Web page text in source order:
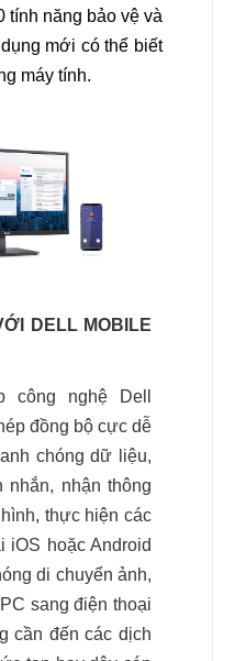
tính năng bảo vệ và
mới có thể biết
máy tính.
DELL MOBILE
công nghệ Dell
đồng bộ cực dễ
chóng dữ liệu,
nhận thông
thực hiện các
hoặc Android
di chuyển ảnh,
sang điện thoại
cần đến các dịch